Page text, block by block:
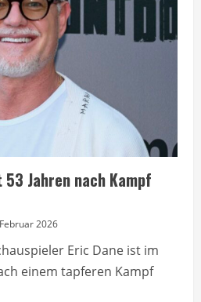
Jahren nach Kampf
2026
Eric Dane ist im
einem tapferen Kampf